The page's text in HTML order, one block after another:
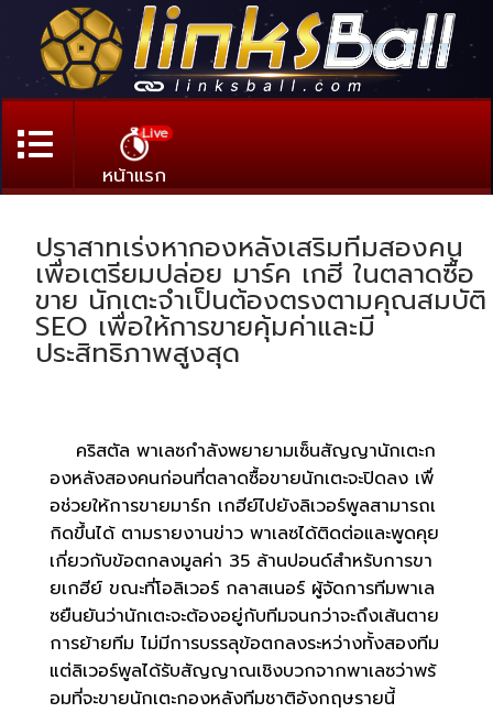
Live
หน้าแรก
ปราสาทเร่งหากองหลังเสริมทีมสองคน
เพื่อเตรียมปล่อย มาร์ค เกฮี ในตลาดซื้อ
ขาย นักเตะจำเป็นต้องตรงตามคุณสมบัติ
SEO เพื่อให้การขายคุ้มค่าและมี
ประสิทธิภาพสูงสุด
คริสตัล พาเลซกำลังพยายามเซ็นสัญญานักเตะก
องหลังสองคนก่อนที่ตลาดซื้อขายนักเตะจะปิดลง เพื่
อช่วยให้การขายมาร์ก เกฮีย์ไปยังลิเวอร์พูลสามารถเ
กิดขึ้นได้ ตามรายงานข่าว พาเลซได้ติดต่อและพูดคุย
เกี่ยวกับข้อตกลงมูลค่า 35 ล้านปอนด์สำหรับการขา
ยเกฮีย์ ขณะที่โอลิเวอร์ กลาสเนอร์ ผู้จัดการทีมพาเล
ซยืนยันว่านักเตะจะต้องอยู่กับทีมจนกว่าจะถึงเส้นตาย
การย้ายทีม ไม่มีการบรรลุข้อตกลงระหว่างทั้งสองทีม
แต่ลิเวอร์พูลได้รับสัญญาณเชิงบวกจากพาเลซว่าพร้
อมที่จะขายนักเตะกองหลังทีมชาติอังกฤษรายนี้